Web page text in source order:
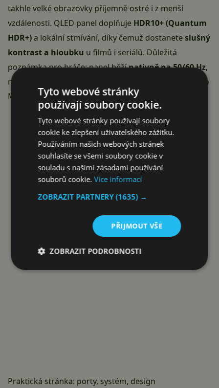
takhle velké obrazovky příjemně ostré i z menší
vzdálenosti. QLED panel doplňuje HDR10+ (Quantum
HDR+)a lokální stmívání, díky čemuž dostaneteslušný
kontrast a hloubku u filmů i seriálů. Důležitá
poznámka pro hráče: panel běžínativně na 50/60 Hz,
nejde tedy o 120Hz herní televizi, byť herní funkce jako
Motion Xcelerator nebo AI herní režim tu jsou.
KOUPIT ZA 13 990 KČ
Reklama
Praktická stránka: porty, systém, design
Tyto webové stránky
používají soubory cookie.
Tyto webové stránky používají soubory
cookie ke zlepšení uživatelského zážitku.
Používáním našich webových stránek
souhlasíte se všemi soubory cookie v
souladu s našimi zásadami používání
souborů cookie.Více informací
ZOBRAZIT PARTNERY(1635) →
PŘIJMOUT VŠE
ZOBRAZIT PODROBNOSTI